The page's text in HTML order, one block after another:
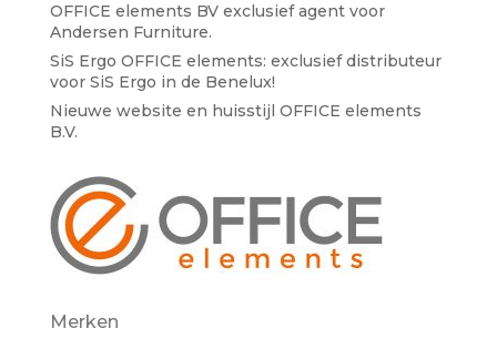
OFFICE elements BV exclusief agent voor
Andersen Furniture.
SiS Ergo OFFICE elements: exclusief distributeur
voor SiS Ergo in de Benelux!
Nieuwe website en huisstijl OFFICE elements
B.V.
Merken